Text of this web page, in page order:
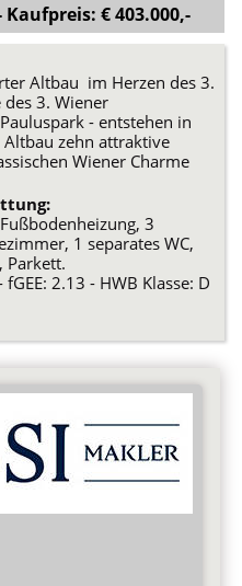
€ 403.000,-
Altbau im Herzen des 3.
des 3. Wiener
- entstehen in
zehn attraktive
Wiener Charme
3
1 separates WC,
Parkett.
2.13 - HWB Klasse: D